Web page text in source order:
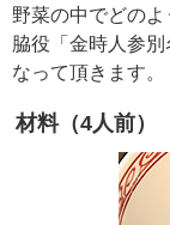
野菜の中でどの
脇役「金時人参
なって頂きます。
材料（4人前）